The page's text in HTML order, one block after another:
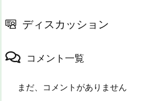
ディスカッション
コメント一覧
まだ、コメントがありません